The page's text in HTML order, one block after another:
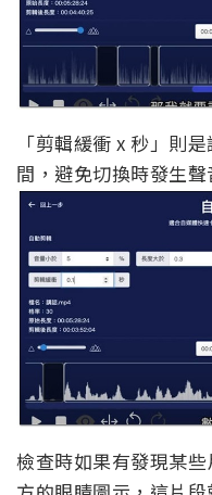
「剪輯緩衝 x 秒」則
間，避免切換時發生
檢查時如果有發現某